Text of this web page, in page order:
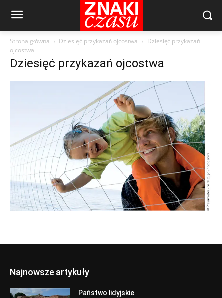
Strona główna Dziesięć przykazań ojcostwa
Dziesięć przykazań
ojcostwa
Dziesięć przykazań ojcostwa
Najnowsze artykuły
Państwo lidyjskie